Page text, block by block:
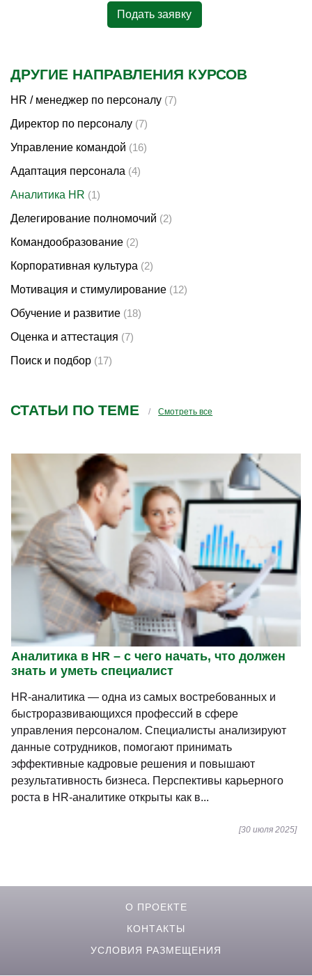
Подать заявку
ДРУГИЕ НАПРАВЛЕНИЯ КУРСОВ
HR / менеджер по персоналу (7)
Директор по персоналу (7)
Управление командой (16)
Адаптация персонала (4)
Аналитика HR (1)
Делегирование полномочий (2)
Командообразование (2)
Корпоративная культура (2)
Мотивация и стимулирование (12)
Обучение и развитие (18)
Оценка и аттестация (7)
Поиск и подбор (17)
СТАТЬИ ПО ТЕМЕ Смотреть все
Аналитика в HR – с чего начать, что должен
знать и уметь специалист
HR-аналитика — одна из самых востребованных и
быстроразвивающихся профессий в сфере
управления персоналом. Специалисты анализируют
данные сотрудников, помогают принимать
эффективные кадровые решения и повышают
результативность бизнеса. Перспективы карьерного
роста в HR-аналитике открыты как в...
[30 июля 2025]
О ПРОЕКТЕ
КОНТАКТЫ
УСЛОВИЯ РАЗМЕЩЕНИЯ